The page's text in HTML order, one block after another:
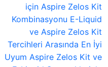
için Aspire Zelos Kit
Kombinasyonu E-Liquid
ve Aspire Zelos Kit
Tercihleri Arasında En İyi
Uyum Aspire Zelos Kit ve